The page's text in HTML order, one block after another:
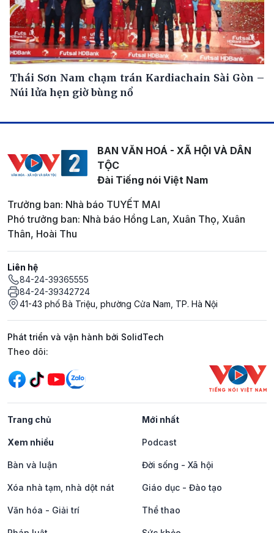
Thái Sơn Nam chạm trán Kardiachain Sài Gòn –
Núi lửa hẹn giờ bùng nổ
BAN VĂN HOÁ - XÃ HỘI VÀ DÂN
TỘC
Đài Tiếng nói Việt Nam
Trưởng ban: Nhà báo TUYẾT MAI
Phó trưởng ban: Nhà báo Hồng Lan, Xuân Thọ, Xuân
Thân, Hoài Thu
Liên hệ
84-24-39365555
84-24-39342724
41-43 phố Bà Triệu, phường Cửa Nam, TP. Hà Nội
Phát triển và vận hành bởi SolidTech
Mạng xã hội
Theo dõi:
Trang chủ Mới nhất
Xem nhiều Podcast
Bàn và luận Đời sống - Xã hội
Xóa nhà tạm, nhà dột nát Giáo dục - Đào tạo
Văn hóa - Giải trí Thể thao